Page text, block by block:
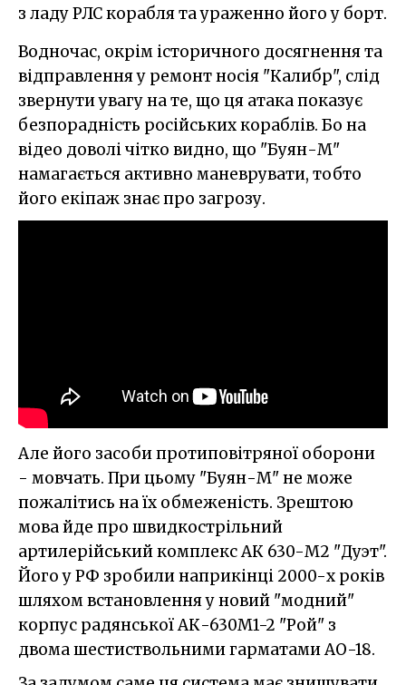
з ладу РЛС корабля та ураженно його у борт.
Водночас, окрім історичного досягнення та
відправлення у ремонт носія "Калибр", слід
звернути увагу на те, що ця атака показує
безпорадність російських кораблів. Бо на
відео доволі чітко видно, що "Буян-М"
намагається активно маневрувати, тобто
його екіпаж знає про загрозу.
Але його засоби протиповітряної оборони
- мовчать. При цьому "Буян-М" не може
пожалітись на їх обмеженість. Зрештою
мова йде про швидкострільний
артилерійський комплекс АК 630-М2 "Дуэт".
Його у РФ зробили наприкінці 2000-х років
шляхом встановлення у новий "модний"
корпус радянської АК-630М1-2 "Рой" з
двома шестиствольними гарматами АО-18.